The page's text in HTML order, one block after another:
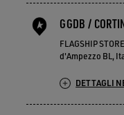
GGDB /
FLAGSHIP
d'Ampezzo BL,
DETTAGLI